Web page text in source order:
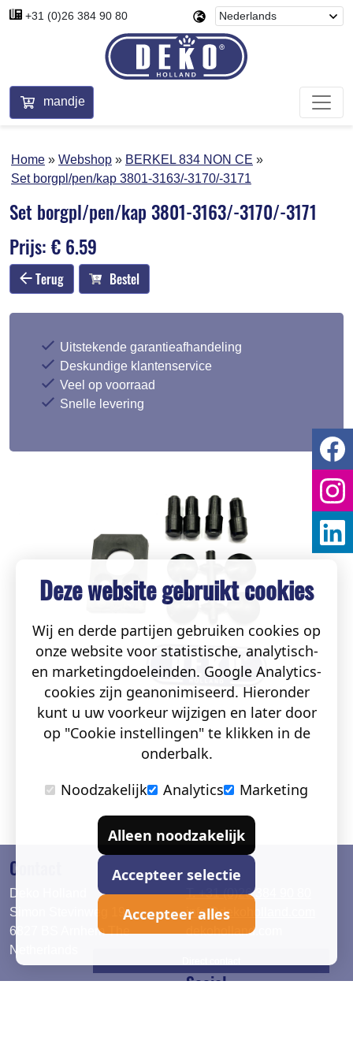
+31 (0)26 384 90 80
mandje
Home Webshop
BERKEL 834 NON CE
Set borgpl/pen/kap 3801-3163/-3170/-3171
Set borgpl/pen/kap 3801-3163/-3170/-3171
Prijs: € 6.59
Terug Bestel
Uitstekende garantieafhandeling
Deskundige klantenservice
Veel op voorraad
Snelle levering
Contact
Deko Holland
Simon Stevinweg 19
6827 BS Arnhem The
Netherlands
T. +31 (0)26 384 90 80
info@dekoholland.com
dekoholland.com
Social
Deze website gebruikt cookies
Wij en derde partijen gebruiken cookies op
onze website voor statistische, analytisch-
en marketingdoeleinden. Google Analytics-
cookies zijn geanonimiseerd. Hieronder
kunt u uw voorkeur wijzigen en later door
op "Cookie instellingen" te klikken in de
onderbalk.
Noodzakelijk
Analytics Marketing
Alleen noodzakelijk
Accepteer selectie
Accepteer alles